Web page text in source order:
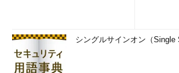
シングルサインオン（Single